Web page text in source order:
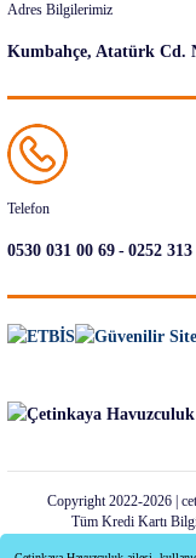
Adres Bilgilerimiz
Kumbahçe, Atatürk Cd.
Telefon
0530 031 00 69-0252
Copyright 2022-2026 |
Tüm Kredi Kartı